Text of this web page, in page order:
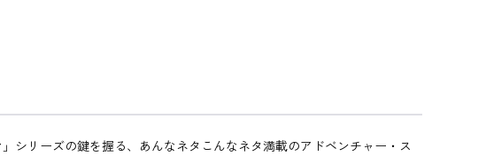
リーズの鍵を握る、あんなネタこんなネタ満載のアドベンチャー・ス